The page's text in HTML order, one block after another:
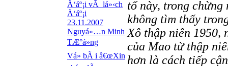
Ä‘áº¡i vÃ lá»‹ch
Ä‘áº¡i
23.11.2007
Nguyá»…n Minh
TÆ°á»ng
Vá» bÃ i â€œXin
tố này, trong
không tìm thấy
Xô thập niên 1950,
của Mao từ thập
hơn là cách tiếp